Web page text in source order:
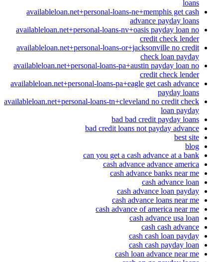
loans
availableloan.net+personal-loans-ne+memphis get cash
advance payday loans
availableloan.net+personal-loans-nv+oasis payday loan no
credit check lender
availableloan.net+personal-loans-or+jacksonville no credit
check loan payday
availableloan.net+personal-loans-pa+austin payday loan no
credit check lender
availableloan.net+personal-loans-pa+eagle get cash advance
payday loans
availableloan.net+personal-loans-tn+cleveland no credit check
loan payday
bad bad credit payday loans
bad credit loans not payday advance
best site
blog
can you get a cash advance at a bank
cash advance advance america
cash advance banks near me
cash advance loan
cash advance loan payday
cash advance loans near me
cash advance of america near me
cash advance usa loan
cash cash advance
cash cash loan payday
cash cash payday loan
cash loan advance near me